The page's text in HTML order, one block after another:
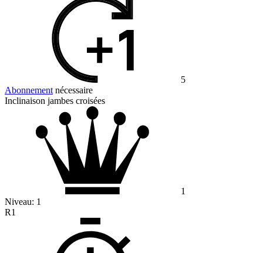
5
Abonnement nécessaire
Inclinaison jambes croisées
1
Niveau: 1
R1